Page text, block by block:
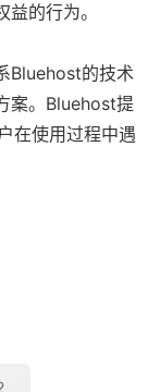
的行为。
Bluehost的技术
案。Bluehost提
在使用过程中遇